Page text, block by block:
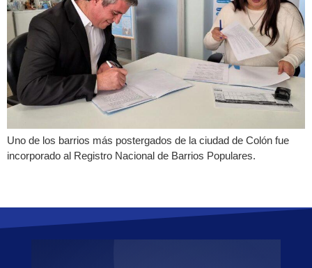
Uno de los barrios más postergados de la ciudad de Colón fue
incorporado al Registro Nacional de Barrios Populares.